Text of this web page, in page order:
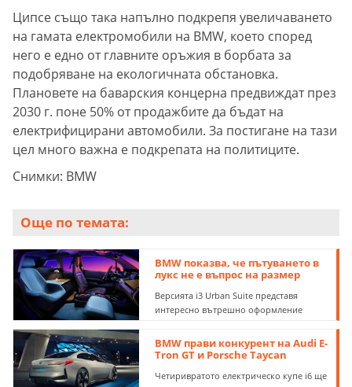
Ципсе също така напълно подкрепя увеличаването
на гамата електромобили на BMW, което според
него е едно от главните оръжия в борбата за
подобряване на екологичната обстановка.
Плановете на баварския концерна предвиждат през
2030 г. поне 50% от продажбите да бъдат на
електрифицирани автомобили. За постигане на тази
цел много важна е подкрепата на политиците.
Снимки: BMW
Още по темата:
BMW показва, че пътуването в
лукс не е въпрос на размер
Версията i3 Urban Suite представя
интересно вътрешно оформление
BMW прави конкурент на Audi E-
Tron GT и Porsche Taycan
Четиривратото електрическо купе i6 ще